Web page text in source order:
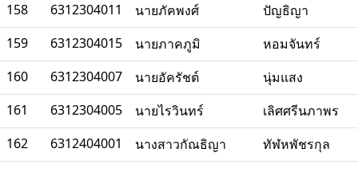
158
6312304011 นายภัคพงศ์
ปัญธิญา
159
6312304015 นายภาคภูมิ
หอมจันทร์
160
6312304007 นายอัครัชต์
นุ่มแสง
161
6312304005 นายไรวินทร์
เลิศศรีนภาพร
162
6312404001 นางสาวกัณธิญา ทัฬหพัชรกุล